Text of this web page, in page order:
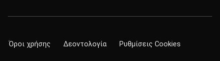
Όροι χρήσης Δεοντολογία Ρυθμίσεις Cookies